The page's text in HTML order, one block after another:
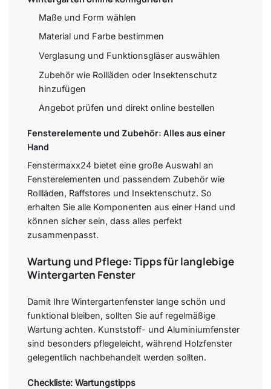
Maße und Form wählen
Material und Farbe bestimmen
Verglasung und Funktionsgläser auswählen
Zubehör wie Rollläden oder Insektenschutz
hinzufügen
Angebot prüfen und direkt online bestellen
Fensterelemente und Zubehör: Alles aus einer
Hand
Fenstermaxx24 bietet eine große Auswahl an
Fensterelementen und passendem Zubehör wie
Rollläden, Raffstores und Insektenschutz. So
erhalten Sie alle Komponenten aus einer Hand und
können sicher sein, dass alles perfekt
zusammenpasst.
Wartung und Pflege: Tipps für langlebige
Wintergarten Fenster
Damit Ihre Wintergartenfenster lange schön und
funktional bleiben, sollten Sie auf regelmäßige
Wartung achten. Kunststoff- und Aluminiumfenster
sind besonders pflegeleicht, während Holzfenster
gelegentlich nachbehandelt werden sollten.
Checkliste: Wartungstipps